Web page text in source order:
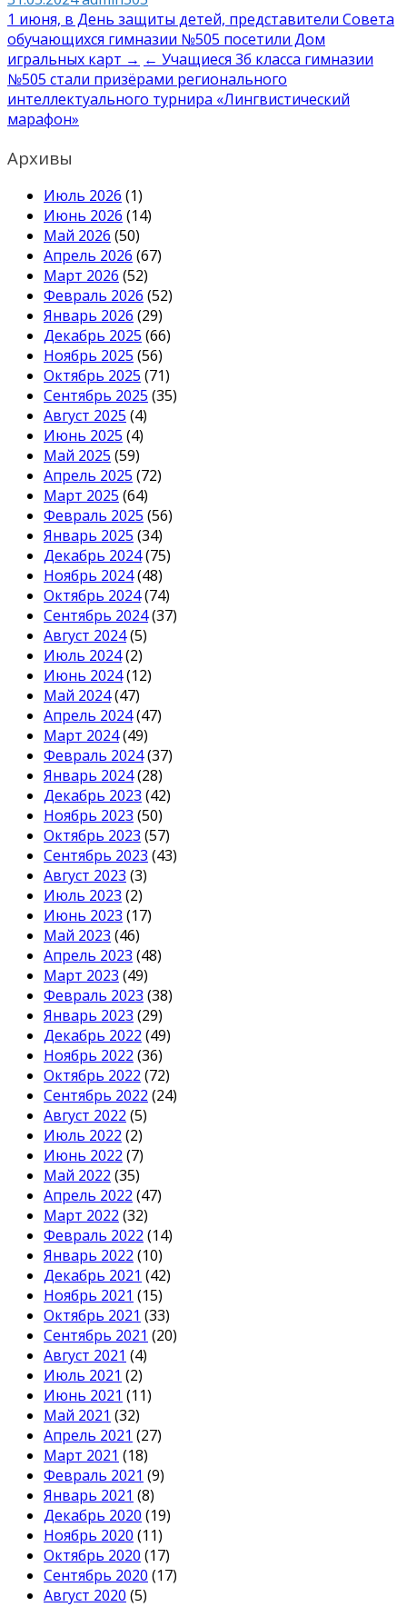
Навигация
по
записям
1 июня, в День защиты детей, представители Совета
обучающихся гимназии №505 посетили Дом
игральных карт → ← Учащиеся 3б класса гимназии
№505 стали призёрами регионального
интеллектуального турнира «Лингвистический
марафон»
Архивы
Июль 2026 (1)
Июнь 2026 (14)
Май 2026 (50)
Апрель 2026 (67)
Март 2026 (52)
Февраль 2026 (52)
Январь 2026 (29)
Декабрь 2025 (66)
Ноябрь 2025 (56)
Октябрь 2025 (71)
Сентябрь 2025 (35)
Август 2025 (4)
Июнь 2025 (4)
Май 2025 (59)
Апрель 2025 (72)
Март 2025 (64)
Февраль 2025 (56)
Январь 2025 (34)
Декабрь 2024(75)
Ноябрь 2024(48)
Октябрь 2024(74)
Сентябрь 2024(37)
Август 2024(5)
Июль 2024(2)
Июнь 2024(12)
Май 2024(47)
Апрель 2024(47)
Март 2024(49)
Февраль 2024(37)
Январь 2024(28)
Декабрь 2023 (42)
Ноябрь 2023 (50)
Октябрь 2023 (57)
Сентябрь 2023 (43)
Август 2023 (3)
Июль 2023 (2)
Июнь 2023 (17)
Май 2023 (46)
Апрель 2023 (48)
Март 2023 (49)
Февраль 2023 (38)
Январь 2023 (29)
Декабрь 2022 (49)
Ноябрь 2022 (36)
Октябрь 2022 (72)
Сентябрь 2022 (24)
Август 2022 (5)
Июль 2022 (2)
Июнь 2022 (7)
Май 2022 (35)
Апрель 2022 (47)
Март 2022 (32)
Февраль 2022 (14)
Январь 2022 (10)
Декабрь 2021 (42)
Ноябрь 2021 (15)
Октябрь 2021 (33)
Сентябрь 2021 (20)
Август 2021 (4)
Июль 2021 (2)
Июнь 2021 (11)
Май 2021 (32)
Апрель 2021 (27)
Март 2021 (18)
Февраль 2021 (9)
Январь 2021 (8)
Декабрь 2020 (19)
Ноябрь 2020 (11)
Октябрь 2020 (17)
Сентябрь 2020 (17)
Август 2020 (5)